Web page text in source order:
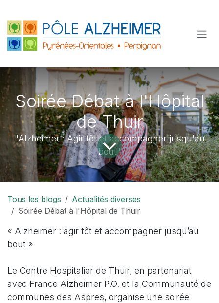
Soirée Débat à l'Hôpital
de Thuir
"Alzheimer : Agir tôt et accompagner jusqu'au
bout"
Tous les blogs
Actualités diverses
Soirée Débat à l'Hôpital de Thuir
« Alzheimer : agir tôt et accompagner jusqu’au
bout »
Le Centre Hospitalier de Thuir, en partenariat
avec France Alzheimer P.O. et la Communauté de
communes des Aspres, organise une soirée